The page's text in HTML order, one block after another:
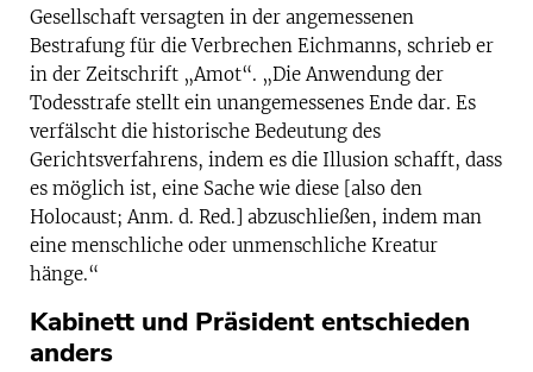
Gesellschaft versagten in der angemessenen
Bestrafung für die Verbrechen Eichmanns, schrieb er
in der Zeitschrift „Amot“. „Die Anwendung der
Todesstrafe stellt ein unangemessenes Ende dar. Es
verfälscht die historische Bedeutung des
Gerichtsverfahrens, indem es die Illusion schafft, dass
es möglich ist, eine Sache wie diese [also den
Holocaust; Anm. d. Red.] abzuschließen, indem man
eine menschliche oder unmenschliche Kreatur
hänge.“
Kabinett und Präsident entschieden
anders